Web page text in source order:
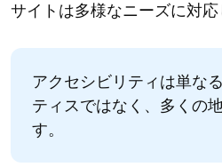
サイトは多様なニーズに対応
アクセシビリティは単な
ティスではなく、多くの
す。